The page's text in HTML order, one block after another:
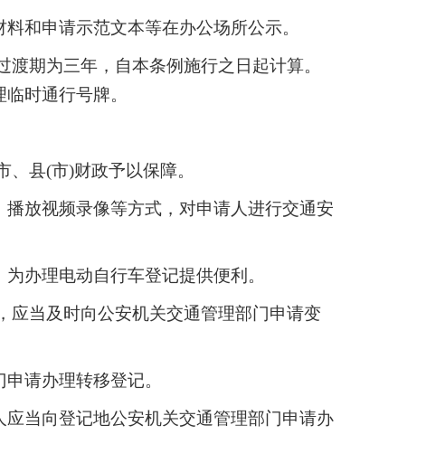
和申请示范文本等在办公场所公示。
期为三年，自本条例施行之日起计算。
时通行号牌。
县(市)财政予以保障。
放视频录像等方式，对申请人进行交通安
办理电动自行车登记提供便利。
应当及时向公安机关交通管理部门申请变
请办理转移登记。
当向登记地公安机关交通管理部门申请办